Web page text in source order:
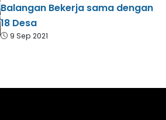
Balangan Bekerja sama dengan
18 Desa
9 Sep 2021